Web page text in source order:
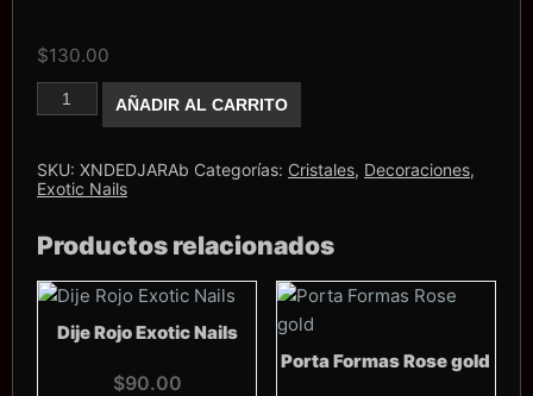
$130.00
Dije
Exotic
Arabescos
dorados
cantidad
AÑADIR AL CARRITO
SKU: XNDEDJARAb Categorías: Cristales, Decoraciones,
Exotic Nails
Productos relacionados
Dije Rojo Exotic Nails
$90.00
Porta Formas Rose gold